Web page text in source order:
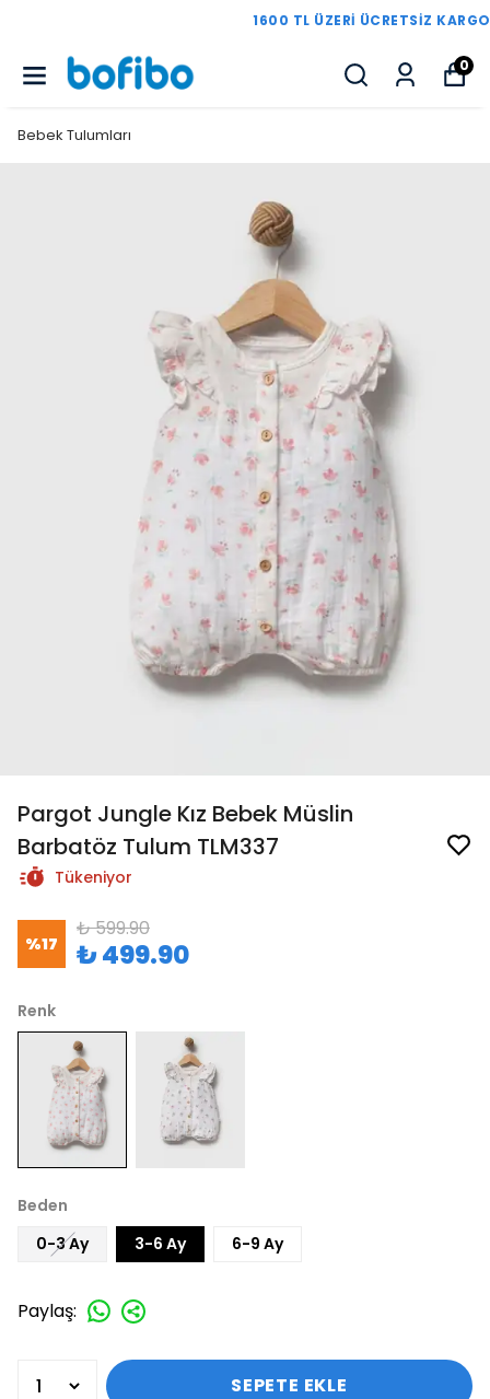
1600 TL ÜZERI ÜCRETSIZ KARGO
0
Bebek Tulumları
Pargot Jungle Kız Bebek Müslin
Barbatöz Tulum TLM337
Tükeniyor
%17
₺ 599.90
₺ 499.90
Renk
Beden
0-3 Ay
3-6 Ay 6-9 Ay
Paylaş:
SEPETE EKLE